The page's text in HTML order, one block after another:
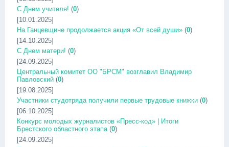
С Днем учителя! (0)
[10.01.2025]
На Ганцевщине продолжается акция «От всей души» (0)
[14.10.2025]
С Днем матери! (0)
[24.09.2025]
Центральный комитет ОО "БРСМ" возглавил Владимир
Павловский (0)
[19.08.2025]
Участники студотряда получили первые трудовые книжки (0)
[06.10.2025]
Конкурс молодых журналистов «Пресс-код» | Итоги
Брестского областного этапа (0)
[24.09.2025]